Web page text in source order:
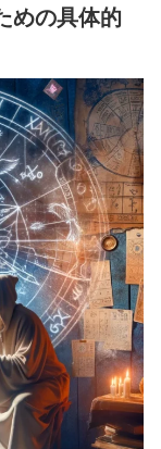
めの具体的